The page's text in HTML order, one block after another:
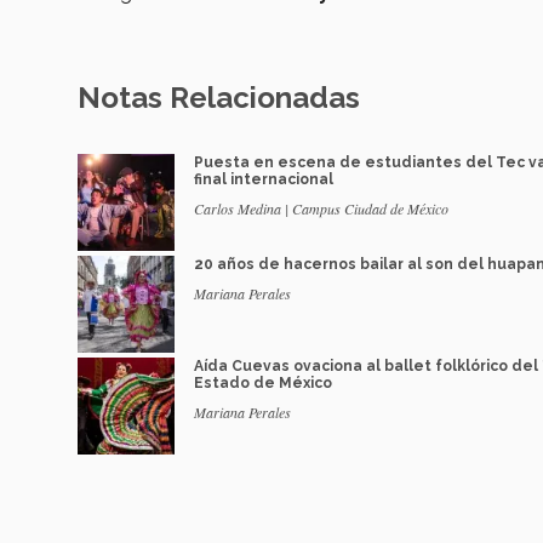
Notas Relacionadas
Puesta en escena de estudiantes del Tec
final internacional
Carlos Medina | Campus Ciudad de México
20 años de hacernos bailar al son del
Mariana Perales
Aída Cuevas ovaciona al ballet folklórico del
Estado de México
Mariana Perales